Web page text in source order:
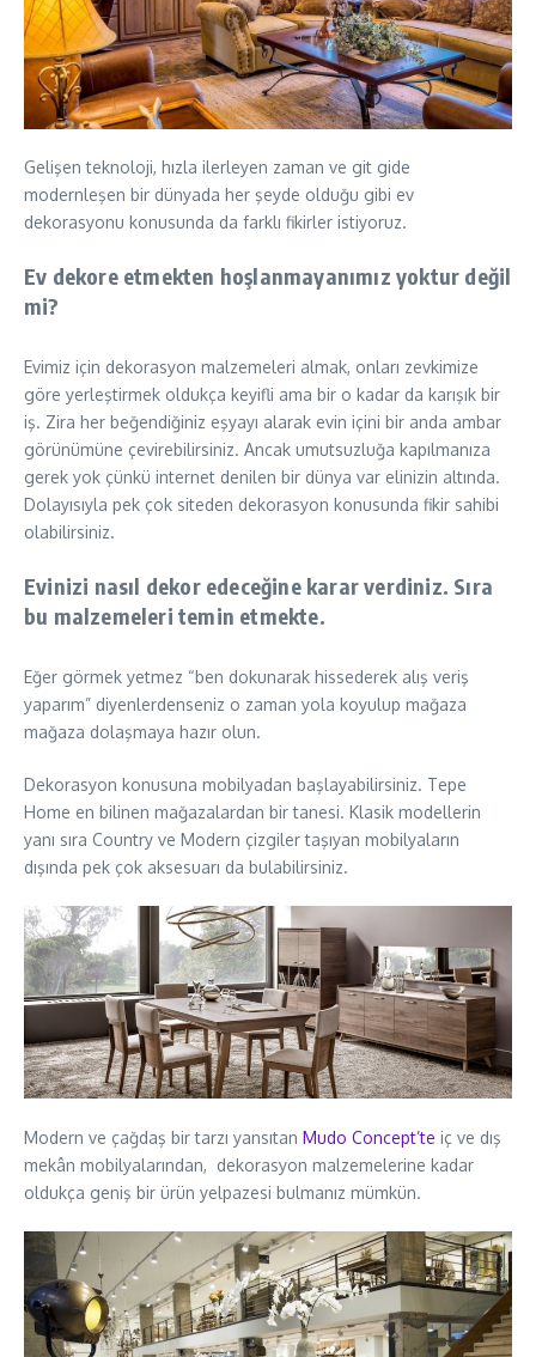
Gelişen teknoloji, hızla ilerleyen zaman ve git gide
modernleşen bir dünyada her şeyde olduğu gibi ev
dekorasyonu konusunda da farklı fikirler istiyoruz.
Ev dekore etmekten hoşlanmayanımız yoktur değil
mi?
Evimiz için dekorasyon malzemeleri almak, onları zevkimize
göre yerleştirmek oldukça keyifli ama bir o kadar da karışık bir
iş. Zira her beğendiğiniz eşyayı alarak evin içini bir anda ambar
görünümüne çevirebilirsiniz. Ancak umutsuzluğa kapılmanıza
gerek yok çünkü internet denilen bir dünya var elinizin altında.
Dolayısıyla pek çok siteden dekorasyon konusunda fikir sahibi
olabilirsiniz.
Evinizi nasıl dekor edeceğine karar verdiniz. Sıra
bu malzemeleri temin etmekte.
Eğer görmek yetmez “ben dokunarak hissederek alış veriş
yaparım” diyenlerdenseniz o zaman yola koyulup mağaza
mağaza dolaşmaya hazır olun.
Dekorasyon konusuna mobilyadan başlayabilirsiniz. Tepe
Home en bilinen mağazalardan bir tanesi. Klasik modellerin
yanı sıra Country ve Modern çizgiler taşıyan mobilyaların
dışında pek çok aksesuarı da bulabilirsiniz.
Modern ve çağdaş bir tarzı yansıtan Mudo Concept’te iç ve dış
mekân mobilyalarından, dekorasyon malzemelerine kadar
oldukça geniş bir ürün yelpazesi bulmanız mümkün.